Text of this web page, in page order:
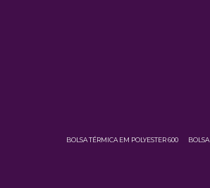
BOLSA TÉRMICA EM POLYESTER 600